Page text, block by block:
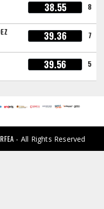
38.55 8
39.36 7
39.56 5
- All Rights Reserved